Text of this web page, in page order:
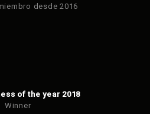
desde 2016
of the year 2018
Winner